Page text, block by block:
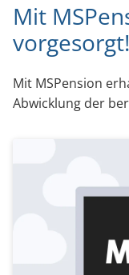
Mit
vorgesorgt!
Mit MSPension
Abwicklung der